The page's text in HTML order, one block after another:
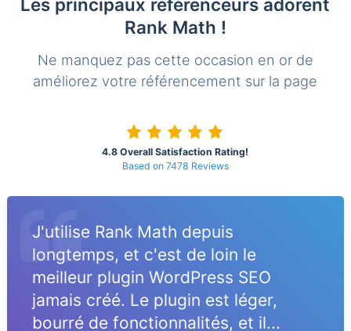
Rank Math !
Ne manquez pas cette occasion en or de
améliorez votre référencement sur la page
4.8 Overall Satisfaction Rating!
Based on 7478 Reviews
J'utilise Rank Math depuis
longtemps, et c'est de loin le
meilleur plugin WordPress SEO
jamais créé. Le plugin est léger,
bourré de fonctionnalités, et il...